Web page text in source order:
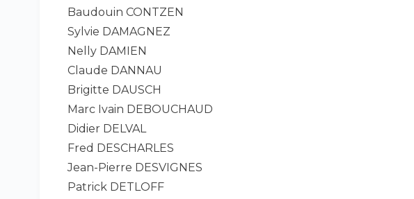
Baudouin CONTZEN
Sylvie DAMAGNEZ
Nelly DAMIEN
Claude DANNAU
Brigitte DAUSCH
Marc Ivain DEBOUCHAUD
Didier DELVAL
Fred DESCHARLES
Jean-Pierre DESVIGNES
Patrick DETLOFF